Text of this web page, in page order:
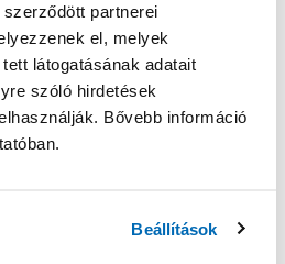
partnerei
el, melyek
látogatásának adatait
szóló hirdetések
Bővebb információ
Beállítások